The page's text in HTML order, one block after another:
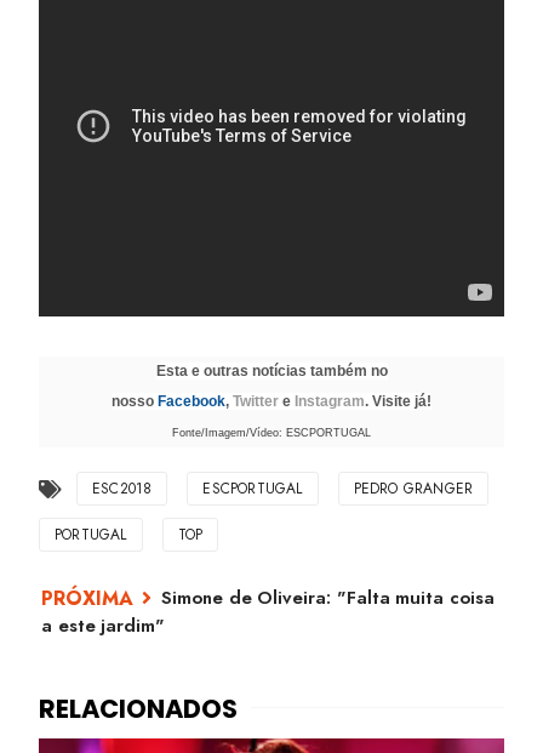
Esta e outras notícias também no
nosso Facebook, Twitter e Instagram. Visite já!
Fonte/Imagem/Vídeo: ESCPORTUGAL
ESC2018 ESCPORTUGAL PEDRO GRANGER
PORTUGAL TOP
Simone de Oliveira: "Falta muita coisa
a este jardim"